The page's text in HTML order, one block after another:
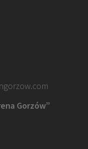
Gorzów”